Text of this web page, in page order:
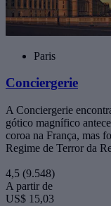
Paris
Conciergerie
A Conciergerie
gótico magnífico
coroa na França, mas
Regime de Terror da
4,5 (9.548)
A partir de
US$ 15,03